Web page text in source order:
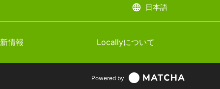
language 日本語
情報 Locallyについて
Powered by